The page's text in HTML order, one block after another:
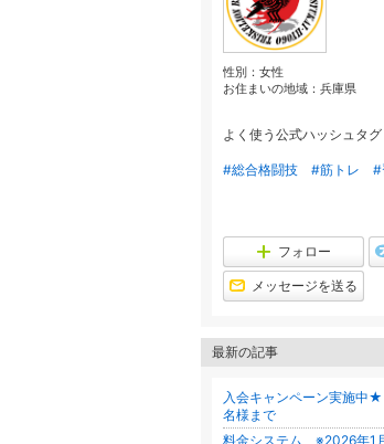
性別： 女性
お住まいの地域： 兵庫県
よく使う公式ハッシュタグ
#総合格闘技 #筋トレ #
フォロー
メッセージを送る
最新の記事
入会キャンペーン実施
名様まで
料金システム ※2026年1